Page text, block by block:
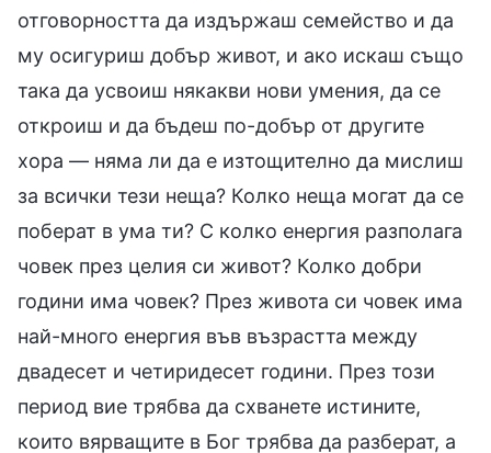
отговорността да издържаш семейство и да
му осигуриш добър живот, и ако искаш също
така да усвоиш някакви нови умения, да се
откроиш и да бъдеш по-добър от другите
хора — няма ли да е изтощително да мислиш
за всички тези неща? Колко неща могат да се
поберат в ума ти? С колко енергия разполага
човек през целия си живот? Колко добри
години има човек? През живота си човек има
най-много енергия във възрастта между
двадесет и четиридесет години. През този
период вие трябва да схванете истините,
които вярващите в Бог трябва да разберат, а